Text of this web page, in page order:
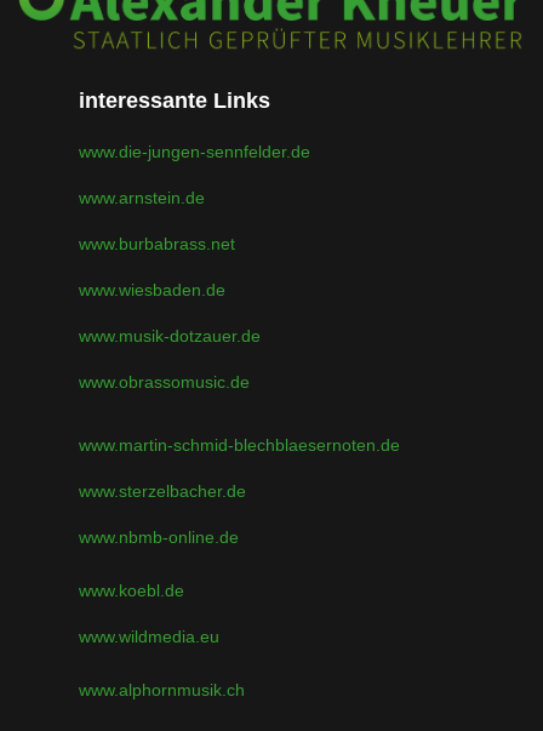
interessante Links
www.die-jungen-sennfelder.de
www.arnstein.de
www.burbabrass.net
www.wiesbaden.de
www.musik-dotzauer.de
www.obrassomusic.de
www.martin-schmid-blechblaesernoten.de
www.sterzelbacher.de
www.nbmb-online.de
www.koebl.de
www.wildmedia.eu
www.alphornmusik.ch